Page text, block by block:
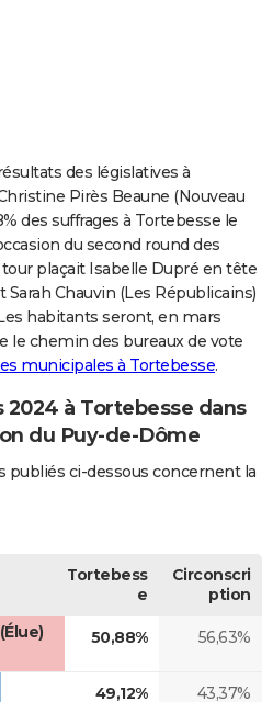
des législatives à
Pirès Beaune (Nouveau
des suffrages à Tortebesse le
du second round des
plaçait Isabelle Dupré en tête
Sarah Chauvin (Les Républicains)
habitants seront, en mars
le chemin des bureaux de vote
municipales à Tortebesse.
à Tortebesse dans
du Puy-de-Dôme
publiés ci-dessous concernent la
Tortebess
e
Circonscri
ption
50,88% 56,63%
49,12% 43,37%